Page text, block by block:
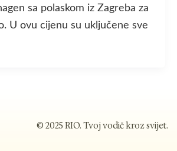
sa polaskom iz Zagreba za
U ovu cijenu su uključene sve
© 2025 RIO. Tvoj vodič kroz svijet.